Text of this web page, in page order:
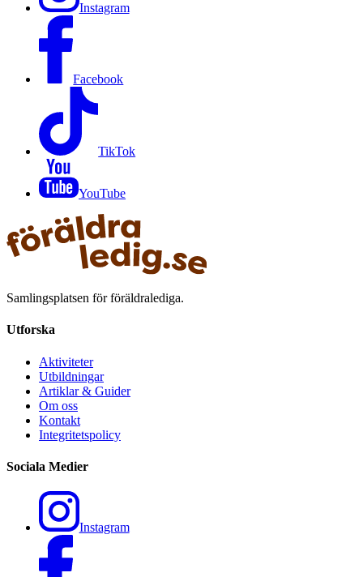
Instagram
Facebook
TikTok
YouTube
Samlingsplatsen för föräldralediga.
Utforska
Aktiviteter
Utbildningar
Artiklar & Guider
Om oss
Kontakt
Integritetspolicy
Sociala Medier
Instagram